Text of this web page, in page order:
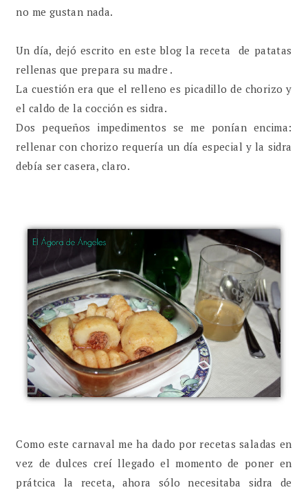
no me gustan nada.
Un día, dejó escrito en este blog la receta de patatas
rellenas que prepara su madre .
La cuestión era que el relleno es picadillo de chorizo y
el caldo de la cocción es sidra.
Dos pequeños impedimentos se me ponían encima:
rellenar con chorizo requería un día especial y la sidra
debía ser casera, claro.
Como este carnaval me ha dado por recetas saladas en
vez de dulces creí llegado el momento de poner en
prátcica la receta, ahora sólo necesitaba sidra de